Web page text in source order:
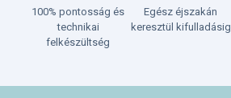
100% pontosság és
technikai
felkészültség
Egész éjszakán
keresztül kifulladásig